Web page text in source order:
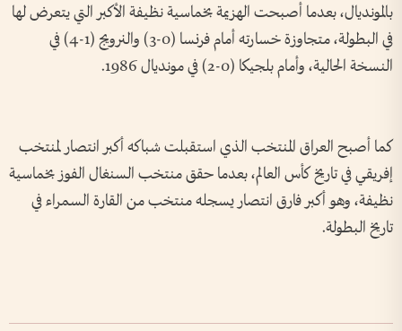
بالمونديال، بعدما أصبحت الهزيمة بخماسية نظيفة الأكبر التي يتعرض لها
في البطولة، متجاوزة خسارته أمام فرنسا (0-3) والنرويج (1-4) في
النسخة الحالية، وأمام بلجيكا (0-2) في مونديال 1986.
كما أصبح العراق المنتخب الذي استقبلت شباكه أكبر انتصار لمنتخب
إفريقي في تاريخ كأس العالم، بعدما حقق منتخب السنغال الفوز بخماسية
نظيفة، وهو أكبر فارق انتصار يسجله منتخب من القارة السمراء في
تاريخ البطولة.